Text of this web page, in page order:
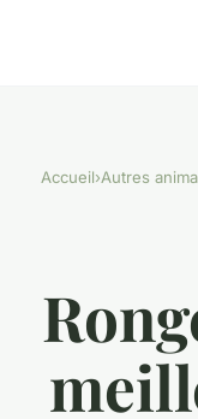
Accueil›Autres